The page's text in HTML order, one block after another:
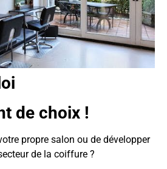
de choix !
propre salon ou de développer
de la coiffure ?